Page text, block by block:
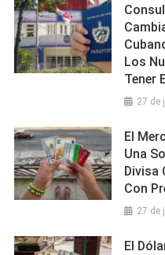
Los
Tener
27 de
El
Una
Divisa
Con
27 de
El